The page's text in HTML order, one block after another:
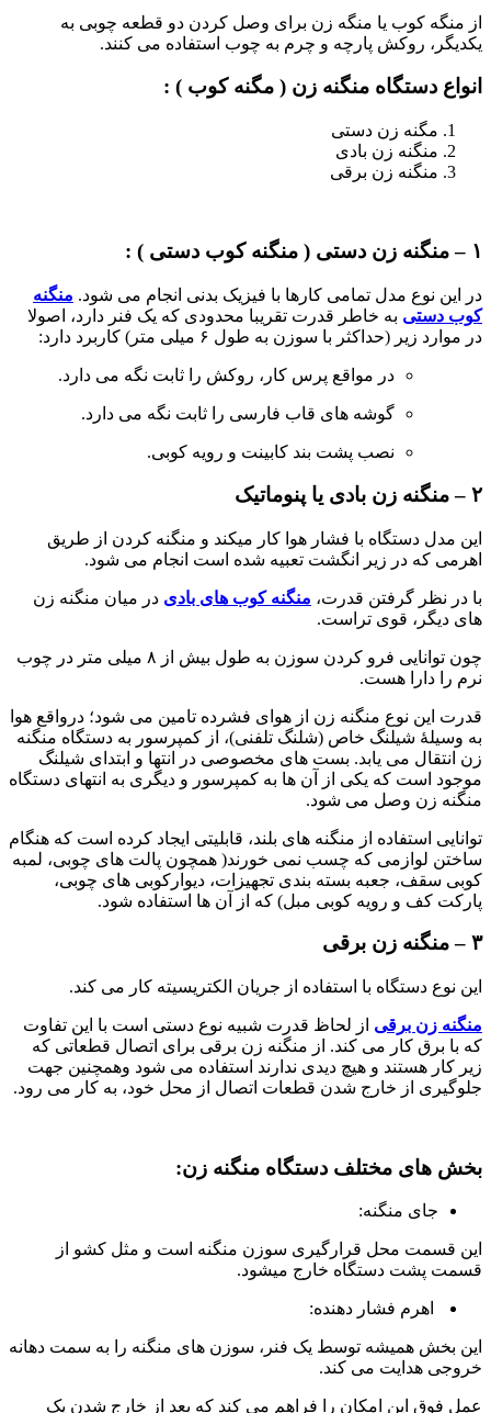
از منگه کوب یا منگه زن برای وصل کردن دو قطعه چوبی به
یکدیگر، روکش پارچه و چرم به چوب استفاده می کنند.
انواع دستگاه منگنه زن ( مگنه کوب ) :
مگنه زن دستی
منگنه زن بادی
منگنه زن برقی
۱ – منگنه زن دستی ( منگنه کوب دستی ) :
در این نوع مدل تمامی کارها با فیزیک بدنی انجام می شود. منگنه
کوب دستی به خاطر قدرت تقریبا محدودی که یک فنر دارد، اصولا
در موارد زیر (حداکثر با سوزن به طول ۶ میلی متر) کاربرد دارد:
در مواقع پرس کار، روکش را ثابت نگه می دارد.
گوشه های قاب فارسی را ثابت نگه می دارد.
نصب پشت بند کابینت و رویه کوبی.
۲ – منگنه زن بادی یا پنوماتیک
این مدل دستگاه با فشار هوا کار میکند و منگنه کردن از طریق
اهرمی که در زیر انگشت تعبیه شده است انجام می شود.
با در نظر گرفتن قدرت، منگنه کوب های بادی در میان منگنه زن
های دیگر، قوی تراست.
چون توانایی فرو کردن سوزن به طول بیش از ۸ میلی متر در چوب
نرم را دارا هست.
قدرت این نوع منگنه زن از هوای فشرده تامین می شود؛ درواقع هوا
به وسیلۀ شیلنگ خاص (شلنگ تلفنی)، از کمپرسور به دستگاه منگنه
زن انتقال می یابد. بست های مخصوصی در انتها و ابتدای شیلنگ
موجود است که یکی از آن ها به کمپرسور و دیگری به انتهای دستگاه
منگنه زن وصل می شود.
توانایی استفاده از منگنه های بلند، قابلیتی ایجاد کرده است که هنگام
ساختن لوازمی که چسب نمی خورند( همچون پالت های چوبی، لمبه
کوبی سقف، جعبه بسته بندی تجهیزات، دیوارکوبی های چوبی،
پارکت کف و رویه کوبی مبل) که از آن ها استفاده شود.
۳ – منگنه زن برقی
این نوع دستگاه با استفاده از جریان الکتریسیته کار می کند.
منگنه زن برقی از لحاظ قدرت شبیه نوع دستی است با این تفاوت
که با برق کار می کند. از منگنه زن برقی برای اتصال قطعاتی که
زیر کار هستند و هیچ دیدی ندارند استفاده می شود وهمچنین جهت
جلوگیری از خارج شدن قطعات اتصال از محل خود، به کار می رود.
بخش های مختلف دستگاه منگنه زن:
جای منگنه:
این قسمت محل قرارگیری سوزن منگنه است و مثل کشو از
قسمت پشت دستگاه خارج میشود.
اهرم فشار دهنده:
این بخش همیشه توسط یک فنر، سوزن های منگنه را به سمت دهانه
خروجی هدایت می کند.
عمل فوق این امکان را فراهم می کند که بعد از خارج شدن یک